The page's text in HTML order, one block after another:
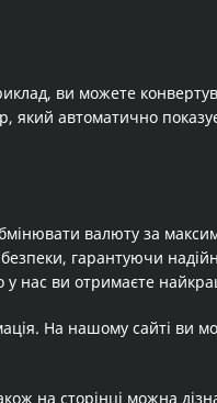
ви можете
який автоматично
валюту за
гарантуючи
у нас ви отримаєте
На нашому сайті ви
на сторінці можна